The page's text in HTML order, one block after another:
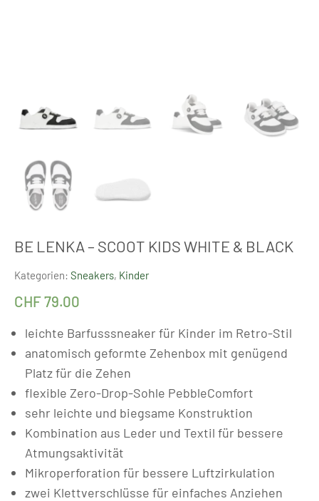
BE LENKA – SCOOT KIDS WHITE & BLACK
Kategorien: Sneakers, Kinder
CHF79.00
leichte Barfusssneaker für Kinder im Retro-Stil
anatomisch geformte Zehenbox mit genügend
Platz für die Zehen
flexible Zero-Drop-Sohle PebbleComfort
sehr leichte und biegsame Konstruktion
Kombination aus Leder und Textil für bessere
Atmungsaktivität
Mikroperforation für bessere Luftzirkulation
zwei Klettverschlüsse für einfaches Anziehen